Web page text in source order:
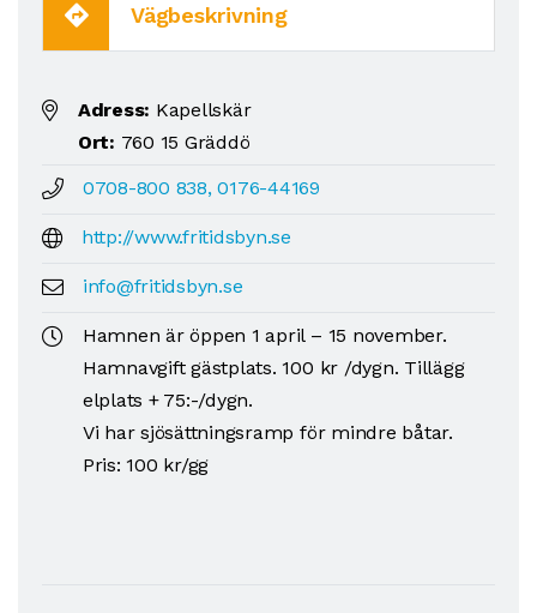
Vägbeskrivning
Adress: Kapellskär
Ort: 760 15 Gräddö
0708-800 838, 0176-44169
http://www.fritidsbyn.se
info@fritidsbyn.se
Hamnen är öppen 1 april – 15 november.
Hamnavgift gästplats. 100 kr /dygn. Tillägg
elplats + 75:-/dygn.
Vi har sjösättningsramp för mindre båtar.
Pris: 100 kr/gg